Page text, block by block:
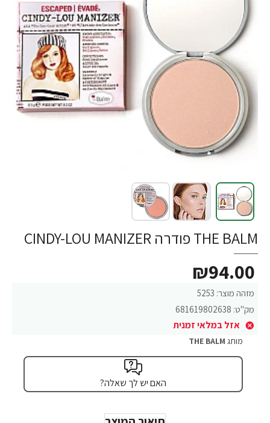
THE BALM פודרה CINDY-LOU MANIZER
מזהה מוצר: 5253
מק"ט: 681619802638
אזל במלאי זמנית
₪94.00
מותג THE BALM
האם יש לך שאלה?